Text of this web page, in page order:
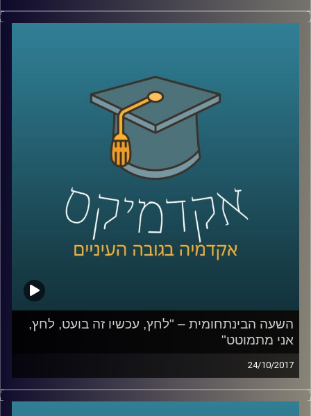
בטן גב מול הים, ישיבה מול נוף מדברי עוצר
ולגרום למחשבות שלנו להיות ממוקדות יותר.
ד"ר נועה אלבלדה מתארת את הקשר שבין
יציאה לטבע לבין פעילות המוח האנושי וכיצד
התובנות הללו מיושמות במקומות שונים בעולם
AudioVersity
השעה הבינתחומית – "לחץ, עכשיו זה בועט, לחץ,
אני מתמוטט"
24/10/2017
כיצד מנגנון הסטרס שומר עלינו ומתי הוא